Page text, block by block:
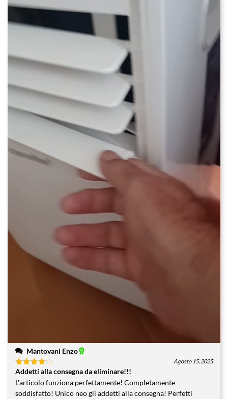
Mantovani Enzo
Valutato
4 su 5
Agosto 15, 2025
Addetti alla consegna da eliminare!!!
L'articolo funziona perfettamente! Completamente
soddisfatto! Unico neo gli addetti alla consegna! Perfetti